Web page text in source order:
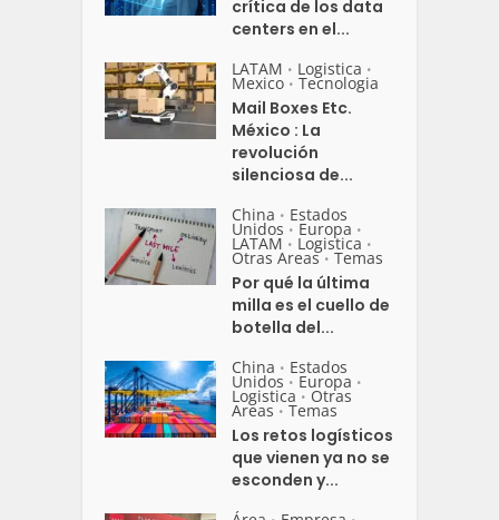
crítica de los data
centers en el...
LATAM • Logistica •
Mexico • Tecnologia
Mail Boxes Etc.
México : La
revolución
silenciosa de...
China • Estados
Unidos • Europa •
LATAM • Logistica •
Otras Areas • Temas
Por qué la última
milla es el cuello de
botella del...
China • Estados
Unidos • Europa •
Logistica • Otras
Areas • Temas
Los retos logísticos
que vienen ya no se
esconden y...